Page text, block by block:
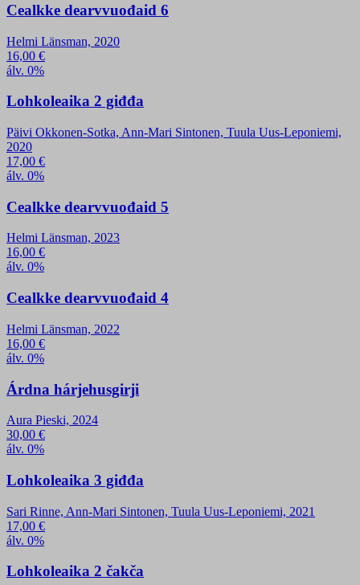
Cealkke dearvvuođaid 6
Helmi Länsman, 2020
16,00 €
álv. 0%
Lohkoleaika 2 giđđa
Päivi Okkonen-Sotka, Ann-Mari Sintonen, Tuula Uus-Leponiemi,
2020
17,00 €
álv. 0%
Cealkke dearvvuođaid 5
Helmi Länsman, 2023
16,00 €
álv. 0%
Cealkke dearvvuođaid 4
Helmi Länsman, 2022
16,00 €
álv. 0%
Árdna hárjehusgirji
Aura Pieski, 2024
30,00 €
álv. 0%
Lohkoleaika 3 giđđa
Sari Rinne, Ann-Mari Sintonen, Tuula Uus-Leponiemi, 2021
17,00 €
álv. 0%
Lohkoleaika 2 čakča